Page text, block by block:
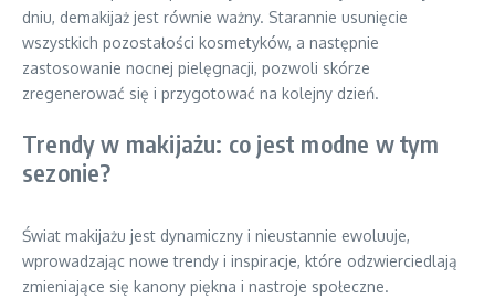
dniu, demakijaż jest równie ważny. Starannie usunięcie
wszystkich pozostałości kosmetyków, a następnie
zastosowanie nocnej pielęgnacji, pozwoli skórze
zregenerować się i przygotować na kolejny dzień.
Trendy w makijażu: co jest modne w tym
sezonie?
Świat makijażu jest dynamiczny i nieustannie ewoluuje,
wprowadzając nowe trendy i inspiracje, które odzwierciedlają
zmieniające się kanony piękna i nastroje społeczne.